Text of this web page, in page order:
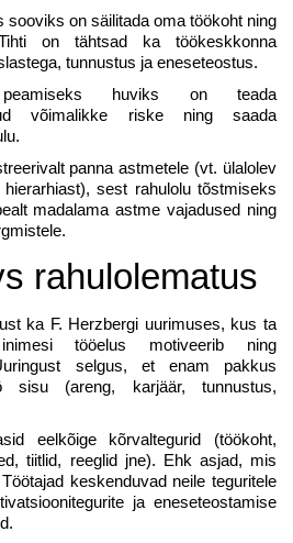
sooviks on säilitada oma töökoht ning
on tähtsad ka töökeskkonna
tunnustus ja eneseteostus.
huviks on teada
võimalikke riske ning saada
panna astmetele (vt. ülalolev
), sest rahulolu tõstmiseks
madalama astme vajadused ning
rahulolematus
ka F. Herzbergi uurimuses, kus ta
tööelus motiveerib ning
selgus, et enam pakkus
sisu (areng, karjäär, tunnustus,
eelkõige kõrvaltegurid (töökoht,
tiitlid, reeglid jne). Ehk asjad, mis
keskenduvad neile teguritele
ja eneseteostamise